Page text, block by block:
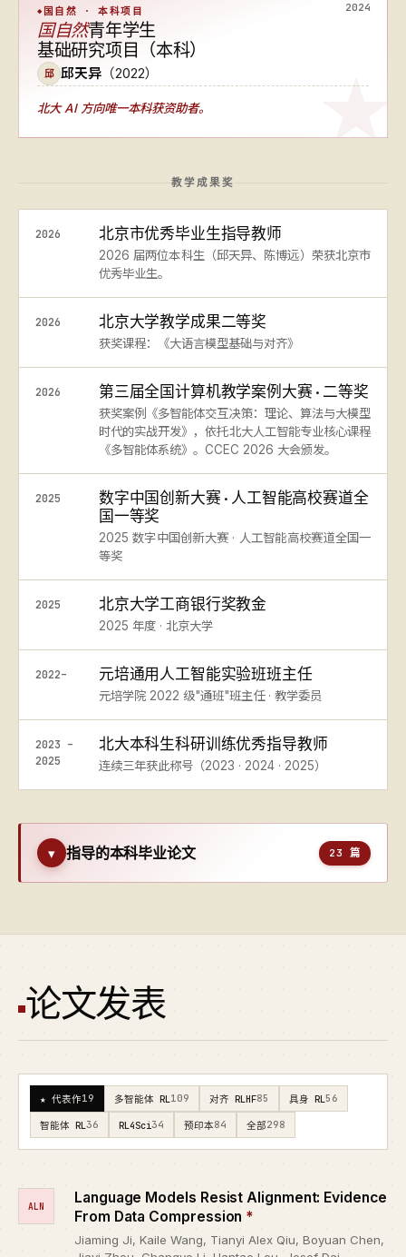
2024
国自然 · 本科项目
国自然青年学生
基础研究项目（本科）
邱 邱天异 （2022）
北大 AI 方向唯一本科获资助者。
教学成果奖
2026 北京市优秀毕业生指导教师
2026 届两位本科生（邱天异、陈博远）荣获北京市
优秀毕业生。
2026 北京大学教学成果二等奖
获奖课程：《大语言模型基础与对齐》
2026 第三届全国计算机教学案例大赛 · 二等奖
获奖案例《多智能体交互决策：理论、算法与大模型
时代的实战开发》，依托北大人工智能专业核心课程
《多智能体系统》。CCEC 2026 大会颁发。
2025
数字中国创新大赛 · 人工智能高校赛道全
国一等奖
2025 数字中国创新大赛 · 人工智能高校赛道全国一
等奖
2025 北京大学工商银行奖教金
2025 年度 · 北京大学
2022– 元培通用人工智能实验班班主任
元培学院 2022 级"通班"班主任 · 教学委员
2023 –
2025
北大本科生科研训练优秀指导教师
连续三年获此称号（2023 · 2024 · 2025）
▾ 指导的本科毕业论文 23 篇
论文发表
★ 代表作19 多智能体 RL 109 对齐 RLHF85 具身 RL 56
智能体 RL 36 RL4Sci34 预印本84 全部298
ALN
Language Models Resist Alignment: Evidence
From Data Compression *
Jiaming Ji, Kaile Wang, Tianyi Alex Qiu, Boyuan Chen,